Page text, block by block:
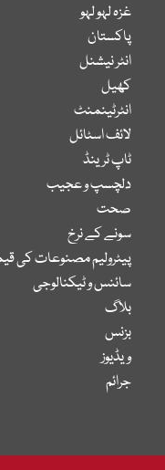
غزہ لہو لہو
پاکستان
انٹر نیشنل
کھیل
انٹرٹینمنٹ
لائف اسٹائل
ٹاپ ٹرینڈ
دلچسپ و عجیب
صحت
سونے کے نرخ
پیٹرولیم مصنوعات کی
سائنس و ٹیکنالوجی
بلاگ
بزنس
ویڈیوز
جرائم